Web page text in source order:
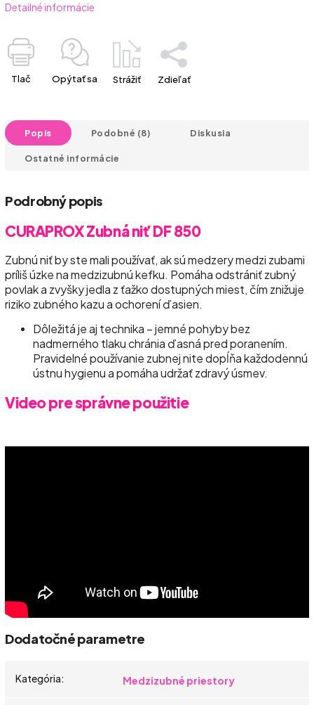
Detailné informácie
Tlač Opýtať sa Strážiť Zdieľať
Popis Podobné (8) Diskusia
Ostatné informácie
Podrobný popis
CURAPROX Zubná niť DF 850
Zubnú niť by ste mali používať, ak sú medzery medzi zubami
príliš úzke na medzizubnú kefku. Pomáha odstrániť zubný
povlak a zvyšky jedla z ťažko dostupných miest, čím znižuje
riziko zubného kazu a ochorení ďasien.
Dôležitá je aj technika – jemné pohyby bez
nadmerného tlaku chránia ďasná pred poranením.
Pravidelné používanie zubnej nite dopĺňa každodennú
ústnu hygienu a pomáha udržať zdravý úsmev.
Video pre správne použitie
Dodatočné parametre
Kategória: Medzizubné priestory